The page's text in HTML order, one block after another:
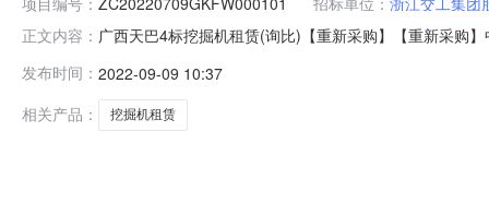
正文内容： 广西天巴4标挖掘机租赁(询比)【重新采购】【重新采购
868000.00元2、拟成交供应商按照采购文件要求承诺的
机械租赁部满足采购文
发布时间： 2022-09-09 10:37
相关产品：
挖掘机租赁